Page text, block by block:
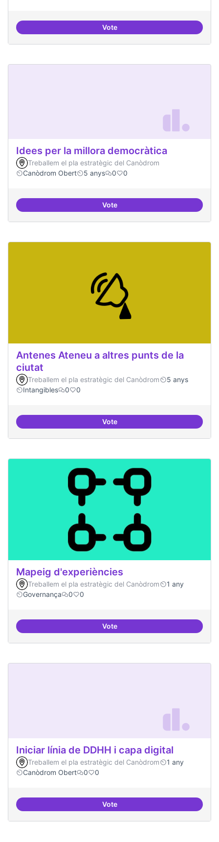
VoteRecerca + residències
Idees per la millora democràtica
Treballem el pla estratègic del Canòdrom
Canòdrom Obert
5 anys 0 0
VoteIdees per la millora democràtica
Antenes Ateneu a altres punts de la
ciutat
Treballem el pla estratègic del Canòdrom
5 anys
Intangibles
0 0
VoteAntenes Ateneu a altres punts
Mapeig d'experiències
Treballem el pla estratègic del Canòdrom
1 any
Governança
0 0
VoteMapeig d'experiències
Iniciar línia de DDHH i capa digital
Treballem el pla estratègic del Canòdrom
1 any
Canòdrom Obert
0 0
VoteIniciar línia de DDHH i capa